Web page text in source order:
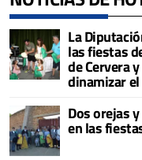
La
las fiestas
de Cervera
dinamizar
Dos orejas
en las